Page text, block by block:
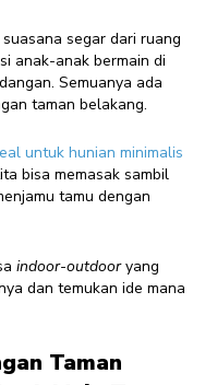
2025
segar dari ruang
anak-anak bermain di
Semuanya ada
taman belakang.
untuk hunian minimalis
bisa memasak sambil
tamu dengan
indoor-outdooryang
dan temukan ide mana
Taman